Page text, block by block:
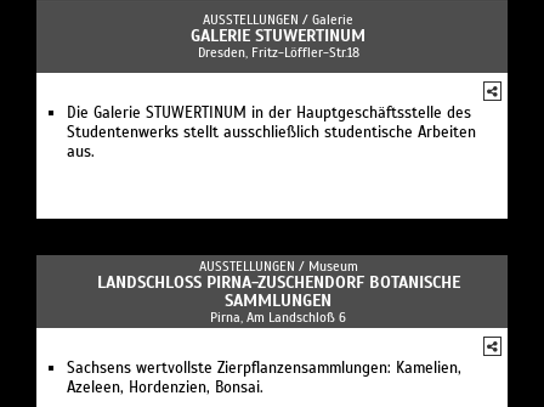
AUSSTELLUNGEN / Galerie
GALERIE STUWERTINUM
Dresden, Fritz-Löffler-Str.18
Die Galerie STUWERTINUM in der Hauptgeschäftsstelle des
Studentenwerks stellt ausschließlich studentische Arbeiten
aus.
AUSSTELLUNGEN / Museum
LANDSCHLOSS PIRNA-ZUSCHENDORF BOTANISCHE S
AMMLUNGEN
Pirna, Am Landschloß 6
Sachsens wertvollste Zierpflanzensammlungen: Kamelien,
Azeleen, Hordenzien, Bonsai.